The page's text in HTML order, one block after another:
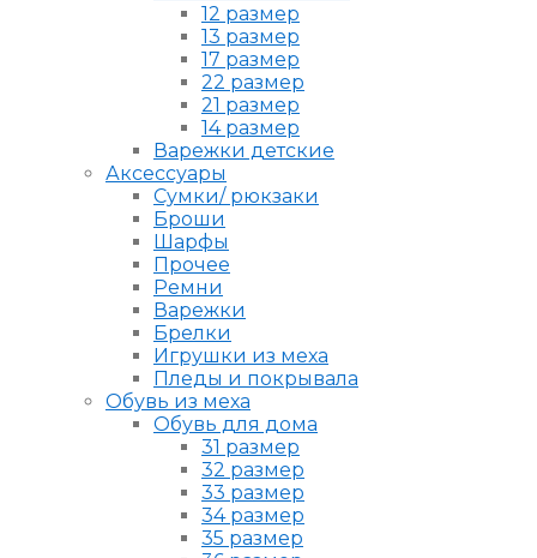
12 размер
13 размер
17 размер
22 размер
21 размер
14 размер
Варежки детские
Аксессуары
Сумки/ рюкзаки
Броши
Шарфы
Прочее
Ремни
Варежки
Брелки
Игрушки из меха
Пледы и покрывала
Обувь из меха
Обувь для дома
31 размер
32 размер
33 размер
34 размер
35 размер